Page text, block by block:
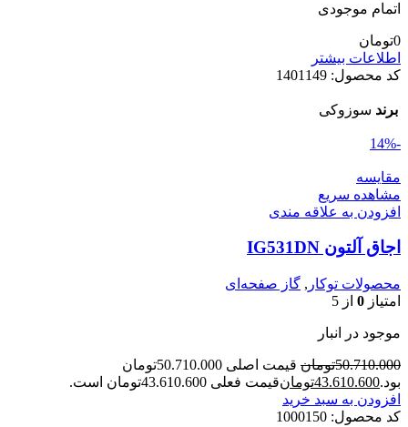
اتمام موجودی
0تومان
اطلاعات بیشتر
کد محصول: 1401149
برند سوزوکی
-14%
مقایسه
مشاهده سریع
افزودن به علاقه مندی
اجاق آلتون IG531DN
محصولات توکار , گاز صفحه‌ای
امتیاز 0 از 5
موجود در انبار
50.710.000تومان
قیمت اصلی 50.710.000تومان
بود.43.610.600تومانقیمت فعلی 43.610.600تومان است.
افزودن به سبد خرید
کد محصول: 1000150